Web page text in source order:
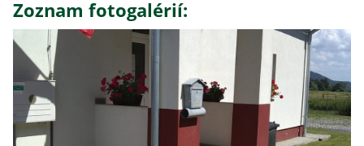
Zoznam fotogalérií: